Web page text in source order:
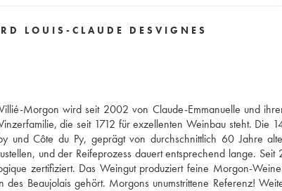
LOUIS-CLAUDE DESVIGNES
Morgon wird seit 2002 von Claude-Emmanuelle und
die seit 1712 für exzellenten Weinbau steht. Die
und Côte du Py, geprägt von durchschnittlich 60 Jahre
und der Reifeprozess dauert entsprechend lange.
zertifiziert. Das Weingut produziert feine Morgon-
Beaujolais gehört. Morgons unumstrittene Referenz!